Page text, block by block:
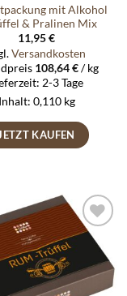
mit Alkohol
& Pralinen Mix
11,95€
Versandkosten
108,64€/kg
2-3 Tage
Inhalt: 0,110 kg
KAUFEN
Auf die
Wunschliste